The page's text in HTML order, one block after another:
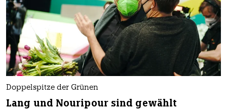
Doppelspitze der Grünen
Lang und Nouripour sind gewählt